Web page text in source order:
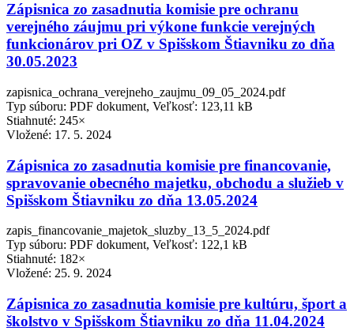
Zápisnica zo zasadnutia komisie pre ochranu
verejného záujmu pri výkone funkcie verejných
funkcionárov pri OZ v Spišskom Štiavniku zo dňa
30.05.2023
zapisnica_ochrana_verejneho_zaujmu_09_05_2024.pdf
Typ súboru: PDF dokument, Veľkosť: 123,11 kB
Stiahnuté: 245×
Vložené: 17. 5. 2024
Zápisnica zo zasadnutia komisie pre financovanie,
spravovanie obecného majetku, obchodu a služieb v
Spišskom Štiavniku zo dňa 13.05.2024
zapis_financovanie_majetok_sluzby_13_5_2024.pdf
Typ súboru: PDF dokument, Veľkosť: 122,1 kB
Stiahnuté: 182×
Vložené: 25. 9. 2024
Zápisnica zo zasadnutia komisie pre kultúru, šport a
školstvo v Spišskom Štiavniku zo dňa 11.04.2024